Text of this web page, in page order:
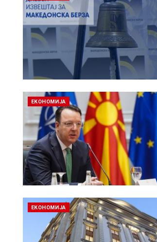
ЕКОНОМИЈА
ЕКОНОМИЈА